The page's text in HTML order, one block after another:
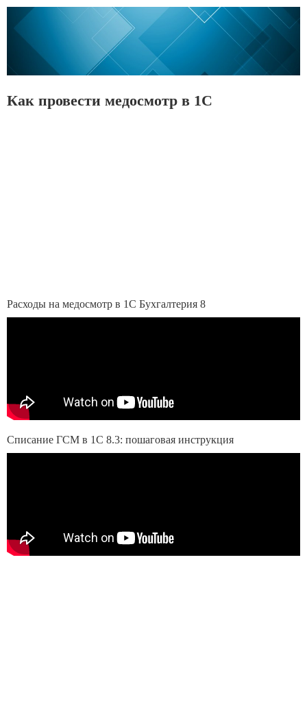
Как провести медосмотр в 1С
Расходы на медосмотр в 1С Бухгалтерия 8
Списание ГСМ в 1С 8.3: пошаговая инструкция